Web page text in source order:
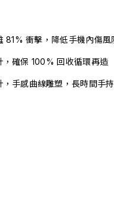
81% 衝擊，降低手機內傷風
，確保 100% 回收循環再造
，手感曲線雕塑，長時間手